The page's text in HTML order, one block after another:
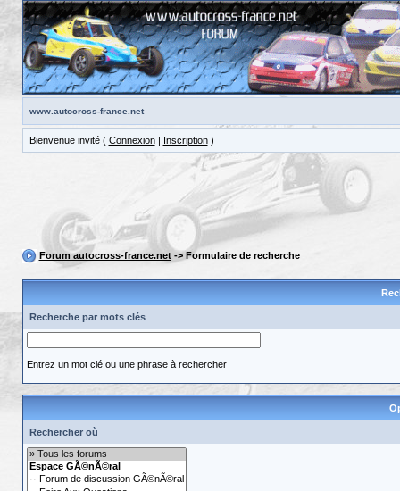
www.autocross-france.net
Bienvenue invité ( Connexion| Inscription)
Forum autocross-france.net-> Formulaire de recherche
Recherche par mots clés
Entrez un mot clé ou une phrase à rechercher
Rechercher où